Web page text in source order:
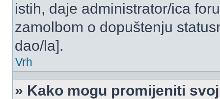
istih, daje administrator/ica
zamolbom o dopuštenju
dao/la].
Vrh
» Kako mogu promijeniti